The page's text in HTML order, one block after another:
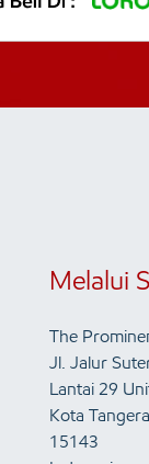
Melalui
The
Jl. Jalur
Lantai 29
Kota
15143